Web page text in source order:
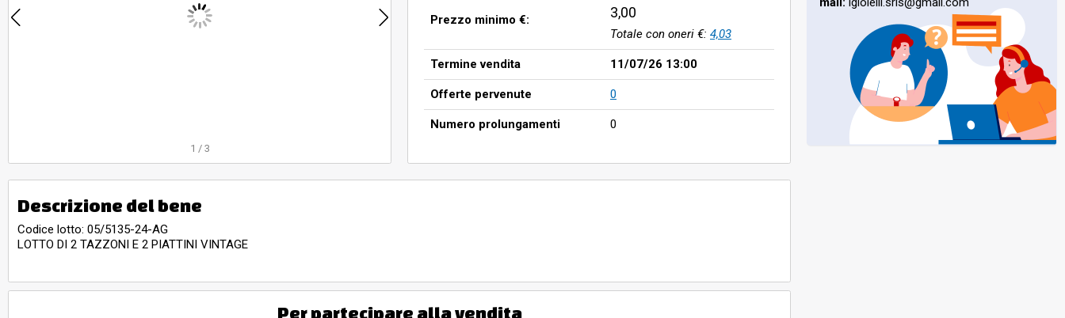
1 / 3
Prezzo minimo €: 3,00
Totale con oneri €: 4,03
Termine vendita 11/07/26 13:00
Offerte pervenute 0
Numero prolungamenti 0
Descrizione del bene
Codice lotto: 05/5135-24-AG
LOTTO DI 2 TAZZONI E 2 PIATTINI VINTAGE
Per partecipare alla vendita